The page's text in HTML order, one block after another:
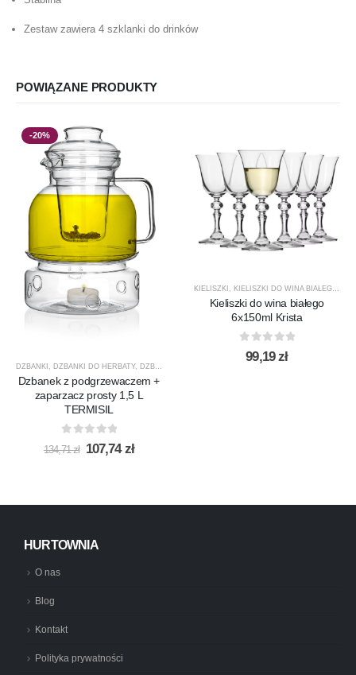
Zestaw zawiera 4 szklanki do drinków
POWIĄZANE PRODUKTY
-20%
DZBANKI , DZBANKI DO HERBATY, DZBANKI DO KAWY
Dzbanek z podgrzewaczem +
zaparzacz prosty 1,5 L
TERMISIL
out of 5
134,71zł Pierwotna
107,74złAktualna
KIELISZKI KIELISZKI DO WINA BIAŁEGO
Kieliszki do wina białego
6x150ml Krista
out of 5
99,19zł
HURTOWNIA
O nas
Blog
Kontakt
Polityka prywatności